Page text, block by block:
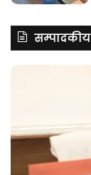
सम्पादकीय